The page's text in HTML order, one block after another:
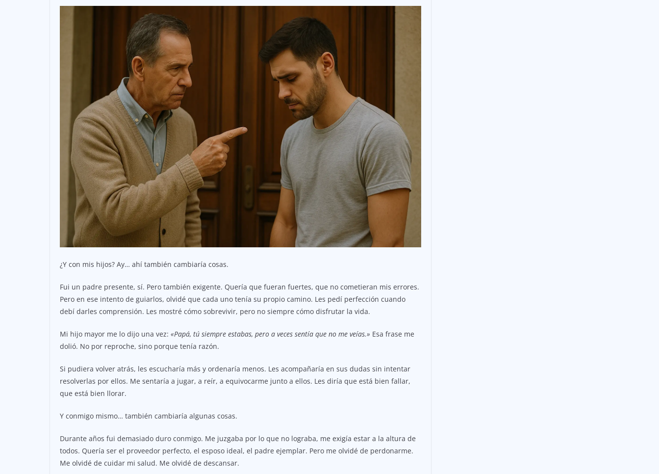
¿Y con mis hijos? Ay… ahí también cambiaría cosas.
Fui un padre presente, sí. Pero también exigente. Quería que fueran fuertes, que no cometieran mis errores.
Pero en ese intento de guiarlos, olvidé que cada uno tenía su propio camino. Les pedí perfección cuando
debí darles comprensión. Les mostré cómo sobrevivir, pero no siempre cómo disfrutar la vida.
Mi hijo mayor me lo dijo una vez: «Papá, tú siempre estabas, pero a veces sentía que no me veías.» Esa frase me
dolió. No por reproche, sino porque tenía razón.
Si pudiera volver atrás, les escucharía más y ordenaría menos. Les acompañaría en sus dudas sin intentar
resolverlas por ellos. Me sentaría a jugar, a reír, a equivocarme junto a ellos. Les diría que está bien fallar,
que está bien llorar.
Y conmigo mismo… también cambiaría algunas cosas.
Durante años fui demasiado duro conmigo. Me juzgaba por lo que no lograba, me exigía estar a la altura de
todos. Quería ser el proveedor perfecto, el esposo ideal, el padre ejemplar. Pero me olvidé de perdonarme.
Me olvidé de cuidar mi salud. Me olvidé de descansar.